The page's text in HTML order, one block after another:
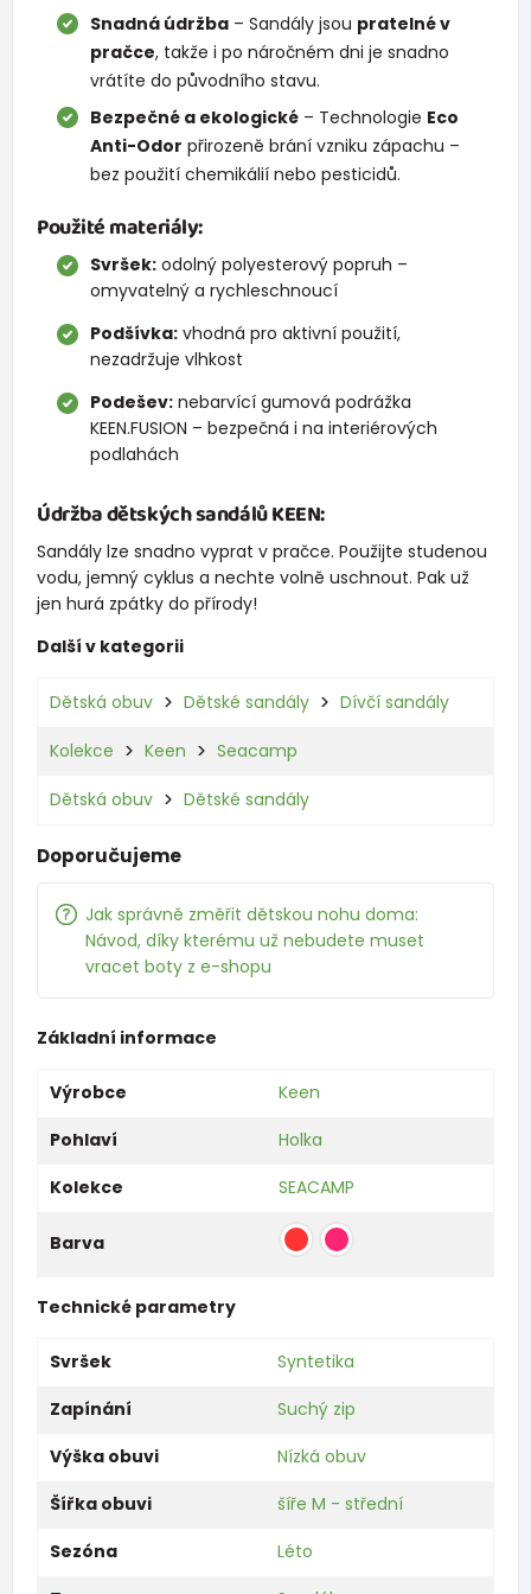
Snadná údržba – Sandály jsou pratelné v
pračce, takže i po náročném dni je snadno
vrátíte do původního stavu.
Bezpečné a ekologické – Technologie Eco
Anti-Odor přirozeně brání vzniku zápachu –
bez použití chemikálií nebo pesticidů.
Použité materiály:
Svršek: odolný polyesterový popruh –
omyvatelný a rychleschnoucí
Podšívka: vhodná pro aktivní použití,
nezadržuje vlhkost
Podešev: nebarvící gumová podrážka
KEEN.FUSION – bezpečná i na interiérových
podlahách
Údržba dětských sandálů KEEN:
Sandály lze snadno vyprat v pračce. Použijte studenou
vodu, jemný cyklus a nechte volně uschnout. Pak už
jen hurá zpátky do přírody!
Další v kategorii
Dětská obuv Dětské sandály Dívčí sandály
Kolekce Keen Seacamp
Dětská obuv Dětské sandály
Doporučujeme
Jak správně změřit dětskou nohu doma:
Návod, díky kterému už nebudete muset
vracet boty z e-shopu
Základní informace
Výrobce
Keen
Pohlaví
Holka
Kolekce
SEACAMP
Barva
Technické parametry
Svršek
Syntetika
Zapínání
Suchý zip
Výška obuvi
Nízká obuv
Šířka obuvi
šíře M - střední
Sezóna
Léto